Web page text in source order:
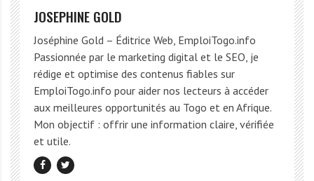
JOSEPHINE GOLD
Joséphine Gold – Éditrice Web, EmploiTogo.info
Passionnée par le marketing digital et le SEO, je
rédige et optimise des contenus fiables sur
EmploiTogo.info pour aider nos lecteurs à accéder
aux meilleures opportunités au Togo et en Afrique.
Mon objectif : offrir une information claire, vérifiée
et utile.